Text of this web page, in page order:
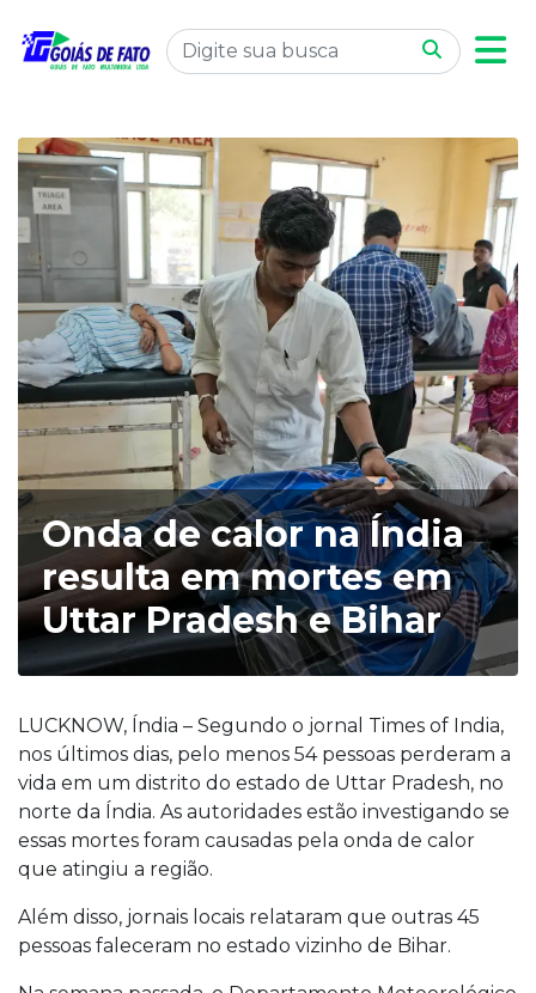
Onda de calor na Índia
resulta em mortes em
Uttar Pradesh e Bihar
LUCKNOW, Índia – Segundo o jornal Times of India,
nos últimos dias, pelo menos 54 pessoas perderam a
vida em um distrito do estado de Uttar Pradesh, no
norte da Índia. As autoridades estão investigando se
essas mortes foram causadas pela onda de calor
que atingiu a região.
Além disso, jornais locais relataram que outras 45
pessoas faleceram no estado vizinho de Bihar.